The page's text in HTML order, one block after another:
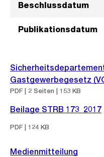
Beschlussdatum
Publikationsdatum
Gastgewerbegesetz
PDF | 2 Seiten | 153 KB
Beilage STRB 173_2017
PDF | 124 KB
Medienmitteilung